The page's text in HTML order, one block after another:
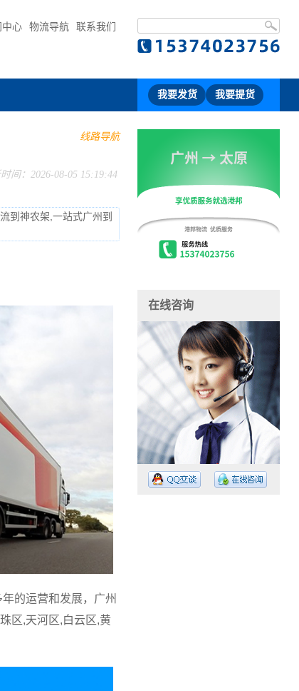
中心 物流导航 联系我们
我要发货 我要提货
线路导航
间：2026-08-05 15:19:44
到神农架,一站式广州到
的运营和发展，广州
区,天河区,白云区,黄
在线咨询